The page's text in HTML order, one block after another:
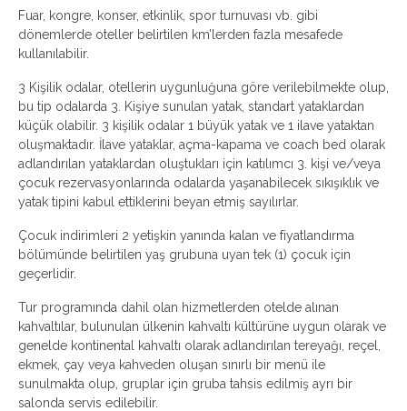
Fuar, kongre, konser, etkinlik, spor turnuvası vb. gibi
dönemlerde oteller belirtilen km’lerden fazla mesafede
kullanılabilir.
3 Kişilik odalar, otellerin uygunluğuna göre verilebilmekte olup,
bu tip odalarda 3. Kişiye sunulan yatak, standart yataklardan
küçük olabilir. 3 kişilik odalar 1 büyük yatak ve 1 ilave yataktan
oluşmaktadır. İlave yataklar, açma-kapama ve coach bed olarak
adlandırılan yataklardan oluştukları için katılımcı 3. kişi ve/veya
çocuk rezervasyonlarında odalarda yaşanabilecek sıkışıklık ve
yatak tipini kabul ettiklerini beyan etmiş sayılırlar.
Çocuk indirimleri 2 yetişkin yanında kalan ve fiyatlandırma
bölümünde belirtilen yaş grubuna uyan tek (1) çocuk için
geçerlidir.
Tur programında dahil olan hizmetlerden otelde alınan
kahvaltılar, bulunulan ülkenin kahvaltı kültürüne uygun olarak ve
genelde kontinental kahvaltı olarak adlandırılan tereyağı, reçel,
ekmek, çay veya kahveden oluşan sınırlı bir menü ile
sunulmakta olup, gruplar için gruba tahsis edilmiş ayrı bir
salonda servis edilebilir.